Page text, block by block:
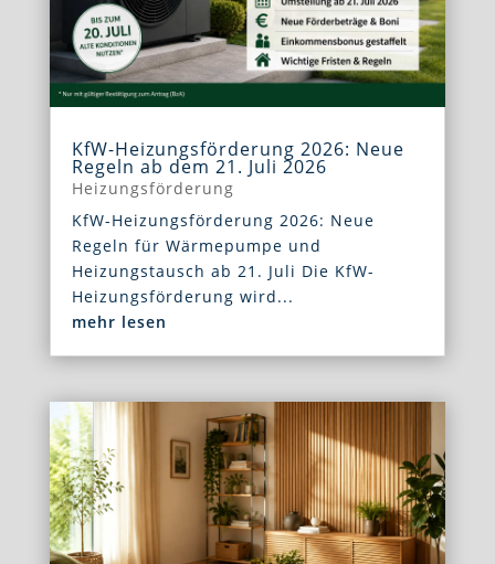
KfW-Heizungsförderung 2026: Neue
Regeln ab dem 21. Juli 2026
Heizungsförderung
KfW-Heizungsförderung 2026: Neue
Regeln für Wärmepumpe und
Heizungstausch ab 21. Juli Die KfW-
Heizungsförderung wird...
mehr lesen